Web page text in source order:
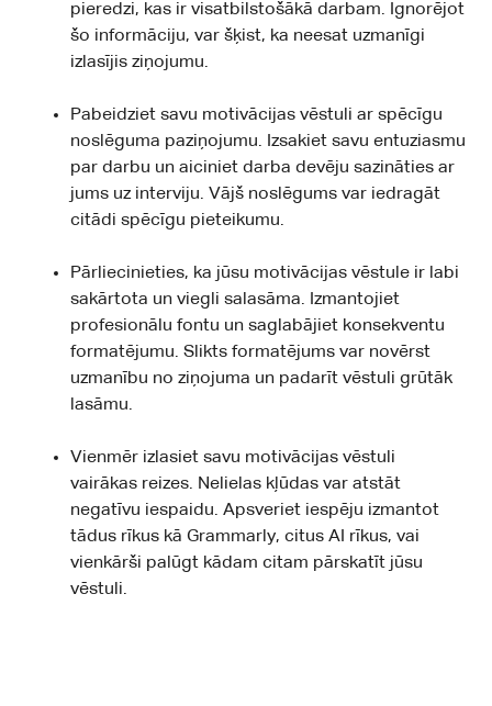
pieredzi, kas ir visatbilstošākā darbam. Ignorējot
šo informāciju, var šķist, ka neesat uzmanīgi
izlasījis ziņojumu.
Pabeidziet savu motivācijas vēstuli ar spēcīgu
noslēguma paziņojumu. Izsakiet savu entuziasmu
par darbu un aiciniet darba devēju sazināties ar
jums uz interviju. Vājš noslēgums var iedragāt
citādi spēcīgu pieteikumu.
Pārliecinieties, ka jūsu motivācijas vēstule ir labi
sakārtota un viegli salasāma. Izmantojiet
profesionālu fontu un saglabājiet konsekventu
formatējumu. Slikts formatējums var novērst
uzmanību no ziņojuma un padarīt vēstuli grūtāk
lasāmu.
Vienmēr izlasiet savu motivācijas vēstuli
vairākas reizes. Nelielas kļūdas var atstāt
negatīvu iespaidu. Apsveriet iespēju izmantot
tādus rīkus kā Grammarly, citus AI rīkus, vai
vienkārši palūgt kādam citam pārskatīt jūsu
vēstuli.